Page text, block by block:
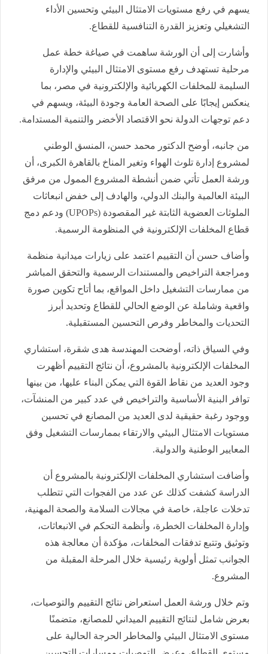
يسهم في رفع مستويات الامتثال البيئي وتحسين الأداء
التشغيلي وتعزيز القدرة التنافسية للقطاع.
وأشارت إلى أن الورشة ساهمت في صياغة خطة عمل
مرحلية تستهدف رفع مستوى الامتثال البيئي والإدارة
السليمة للمخلفات الكهربائية والإلكترونية في مصر، بما
ينعكس إيجابًا على الصحة العامة وجودة البيئة، ويسهم في
دعم توجهات الدولة نحو الاقتصاد الأخضر والتنمية المستدامة.
من جانبه، أوضح الدكتور محمد حسن، المنسق الوطني
لمشروع إدارة تلوث الهواء وتغير المناخ بالقاهرة الكبرى، أن
ورشة العمل تأتي ضمن أنشطة المشروع الممول من مرفق
البيئة العالمية والبنك الدولي، والهادف إلى خفض انبعاثات
الملوثات العضوية الثابتة غير المقصودة (UPOPs) ودعم دمج
قطاع المخلفات الإلكترونية في المنظومة الرسمية.
وأضاف حسن أن التقييم اعتمد على زيارات ميدانية منظمة
ومراجعة التراخيص والمستندات الرسمية والتحقق المباشر
من ممارسات التشغيل داخل المواقع، بما أتاح تكوين صورة
واقعية وشاملة عن الوضع الحالي للقطاع وتحديد أبرز
التحديات والمخاطر وفرص التحسين المستقبلية.
وفي السياق ذاته، أوضحت المهندسة هدى شقرة، استشاري
المخلفات الإلكترونية بالمشروع، أن نتائج التقييم أظهرت
وجود العديد من نقاط القوة التي يمكن البناء عليها، من بينها
توافر البنية الأساسية والتراخيص في عدد كبير من المنشآت،
ووجود رغبة حقيقية لدى العديد من المصانع في تحسين
مستويات الامتثال البيئي والارتقاء بممارسات التشغيل وفق
المعايير الوطنية والدولية.
وأضافت استشاري المخلفات الإلكترونية بالمشروع أن
الدراسة كشفت كذلك عن عدد من الفجوات التي تتطلب
تدخلات عاجلة، خاصة في مجالات السلامة والصحة المهنية،
وإدارة المخلفات الخطرة، وأنظمة التحكم في الانبعاثات،
وتوثيق وتتبع تدفقات المخلفات، مؤكدة أن معالجة هذه
الجوانب تمثل أولوية رئيسية خلال المرحلة المقبلة من
المشروع.
وتم خلال ورشة العمل استعراض نتائج التقييم والتوصيات،
بعرض شامل لنتائج التقييم الميداني للمصانع، متضمنًا
مستوى الامتثال البيئي والمخاطر الحرجة الحالية على